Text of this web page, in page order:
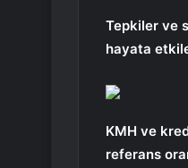
Tepkiler ve
hayata
KMH ve
referans